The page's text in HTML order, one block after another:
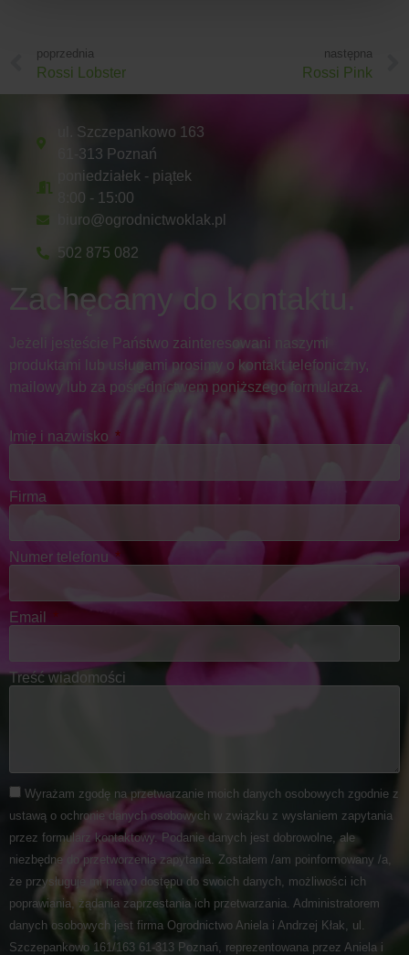
poprzednia
Rossi Lobster
następna
Rossi Pink
ul. Szczepankowo 163
61-313 Poznań
poniedziałek - piątek
8:00 - 15:00
biuro@ogrodnictwoklak.pl
502 875 082
Zachęcamy do kontaktu.
Jeżeli jesteście Państwo zainteresowani naszymi
produktami lub usługami prosimy o kontakt telefoniczny,
mailowy lub za pośrednictwem poniższego formularza.
Imię i nazwisko
Firma
Numer telefonu
Email
Treść wiadomości
Wyrażam zgodę na przetwarzanie moich danych osobowych zgodnie z
ustawą o ochronie danych osobowych w związku z wysłaniem zapytania
przez formularz kontaktowy. Podanie danych jest dobrowolne, ale
niezbędne do przetworzenia zapytania. Zostałem /am poinformowany /a,
że przysługuje mi prawo dostępu do swoich danych, możliwości ich
poprawiania, żądania zaprzestania ich przetwarzania. Administratorem
danych osobowych jest firma Ogrodnictwo Aniela i Andrzej Kłak, ul.
Szczepankowo 161/163 61-313 Poznań, reprezentowana przez Aniela i